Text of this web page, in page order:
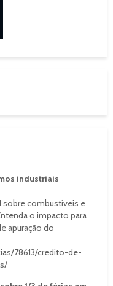
industriais
sobre combustíveis e
o impacto para
apuração do
78613/credito-de-